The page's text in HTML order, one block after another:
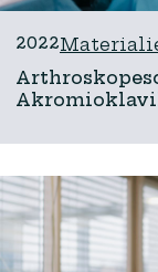
2022